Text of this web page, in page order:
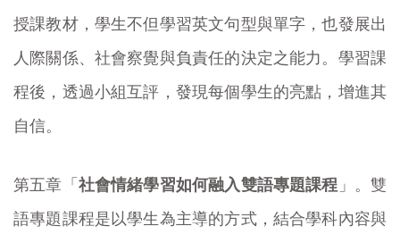
授課教材，學生不但學習英文句型與單字，也發展出
人際關係、社會察覺與負責任的決定之能力。學習課
程後，透過小組互評，發現每個學生的亮點，增進其
自信。
第五章「 社會情緒學習如何融入雙語專題課程 」。雙
語專題課程是以學生為主導的方式，結合學科內容與